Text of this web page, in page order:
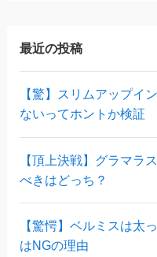
最近の投稿
【驚】スリムアップイ
ないってホントか検証
【頂上決戦】グラマラ
べきはどっち？
【驚愕】ベルミスは太
はNGの理由